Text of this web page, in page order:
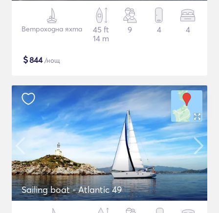
Ветроходна яхта
45 ft
14 m
9 4 4
$844/нощ
Sailing boat - Atlantic 49